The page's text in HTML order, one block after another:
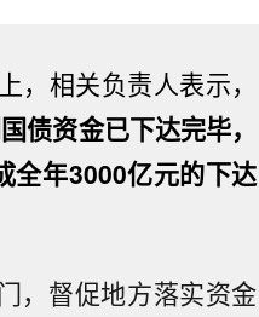
相关负责人表示，
债资金已下达完毕，
全年3000亿元的下达
，督促地方落实资金